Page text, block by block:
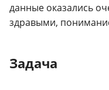
данные оказались
здравыми,
Задача